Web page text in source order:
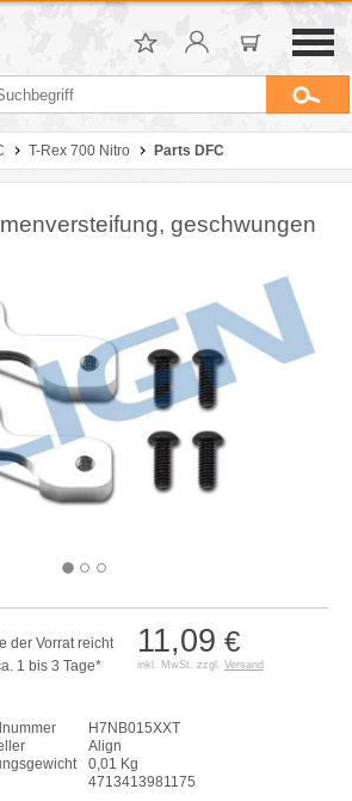
T-Rex 700 Nitro Parts DFC
geschwungen
11,09 €
inkl. MwSt. zzgl. Versand
der Vorrat reicht
1 bis 3 Tage*
H7NB015XXT
Align
0,01 Kg
4713413981175